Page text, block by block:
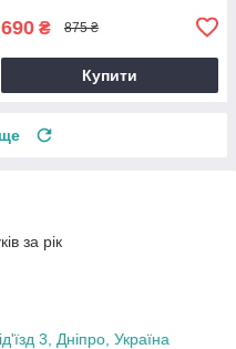
690 ₴ 875 ₴
Купити
за рік
3, Дніпро, Україна